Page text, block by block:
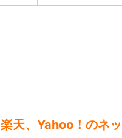
楽天、Yahoo！のネ